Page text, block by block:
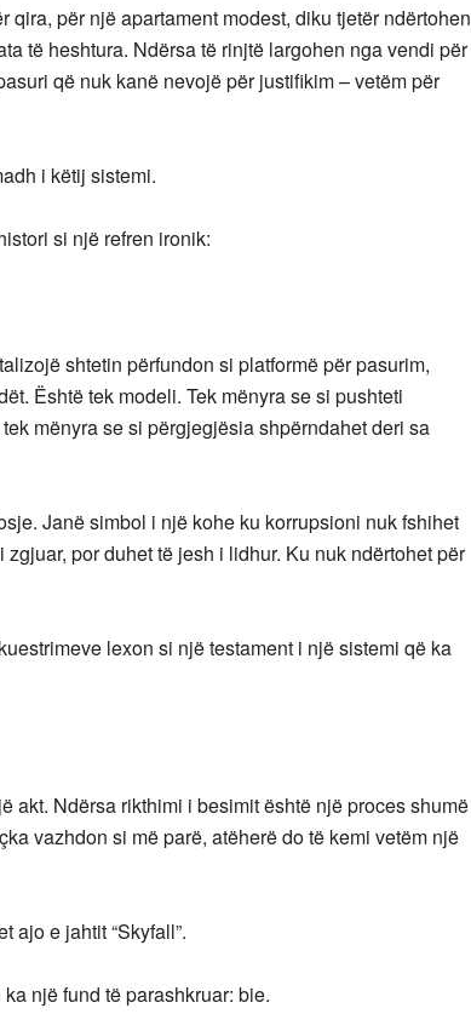
për një apartament modest, diku tjetër ndërtohen
të heshtura. Ndërsa të rinjtë largohen nga vendi për
që nuk kanë nevojë për justifikim – vetëm për
i këtij sistemi.
si një refren ironik:
shtetin përfundon si platformë për pasurim,
Është tek modeli. Tek mënyra se si pushteti
mënyra se si përgjegjësia shpërndahet deri sa
Janë simbol i një kohe ku korrupsioni nuk fshihet
por duhet të jesh i lidhur. Ku nuk ndërtohet për
lexon si një testament i një sistemi që ka
akt. Ndërsa rikthimi i besimit është një proces shumë
vazhdon si më parë, atëherë do të kemi vetëm një
ajo e jahtit “Skyfall”.
një fund të parashkruar: bie.